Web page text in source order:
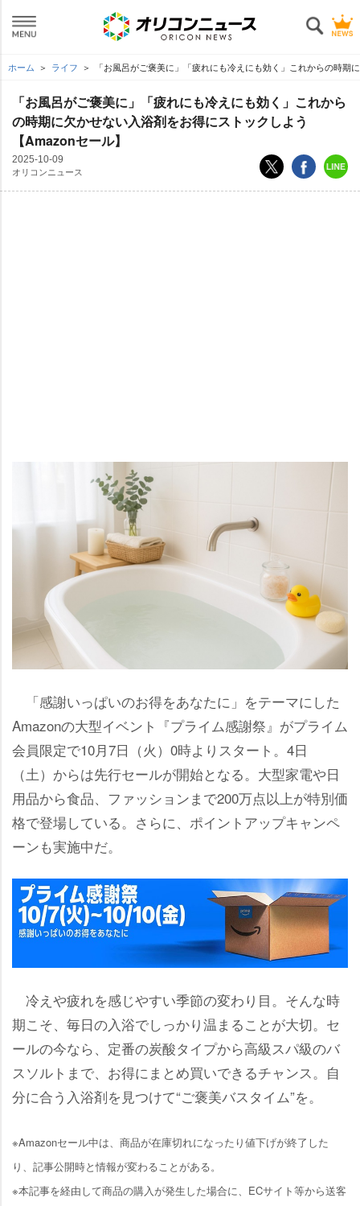
ホーム ライフ 「お風呂がご褒美に」「疲れにも冷えにも効く」これからの時
「お風呂がご褒美に」「疲れにも冷えにも効く」これから
の時期に欠かせない入浴剤をお得にストックしよう
【Amazonセール】
2025-10-09
オリコンニュース
「感謝いっぱいのお得をあなたに」をテーマにした
Amazonの大型イベント『プライム感謝祭』がプライム
会員限定で10月7日（火）0時よりスタート。4日
（土）からは先行セールが開始となる。大型家電や日
用品から食品、ファッションまで200万点以上が特別価
格で登場している。さらに、ポイントアップキャンペ
ーンも実施中だ。
冷えや疲れを感じやすい季節の変わり目。そんな時
期こそ、毎日の入浴でしっかり温まることが大切。セ
ールの今なら、定番の炭酸タイプから高級スパ級のバ
スソルトまで、お得にまとめ買いできるチャンス。自
分に合う入浴剤を見つけて“ご褒美バスタイム”を。
※Amazonセール中は、商品が在庫切れになったり値下げが終了した
り、記事公開時と情報が変わることがある。
※本記事を経由して商品の購入が発生した場合に、ECサイト等から送客